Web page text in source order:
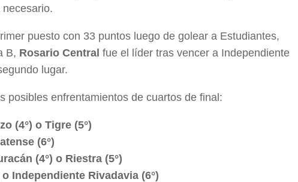
puesto con 33 puntos luego de golear a Estudiantes,
B, Rosario Central fue el líder tras vencer a Independiente
lugar.
posibles enfrentamientos de cuartos de final:
(4°) o Tigre (5°)
(6°)
(4°) o Riestra (5°)
Independiente Rivadavia (6°)